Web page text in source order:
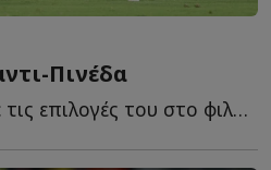
Πινέδα
Ο Μάρκο Νίκολιτς με τις επιλογές του στο φιλικό της Α...